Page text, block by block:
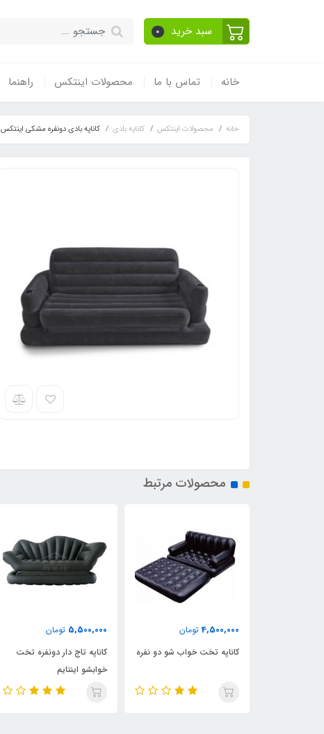
سبد خرید 0
خانه تماس با ما محصولات اینتکس راهنما
خانه محصولات اینتکس کاناپه بادی کاناپه بادی دونفره مشکی اینتکس
محصولات مرتبط
5,500,000 تومان
کاناپه تاج دار دونفره تخت
690,000 تومان
کاناپه بادی دونفره ژله ای